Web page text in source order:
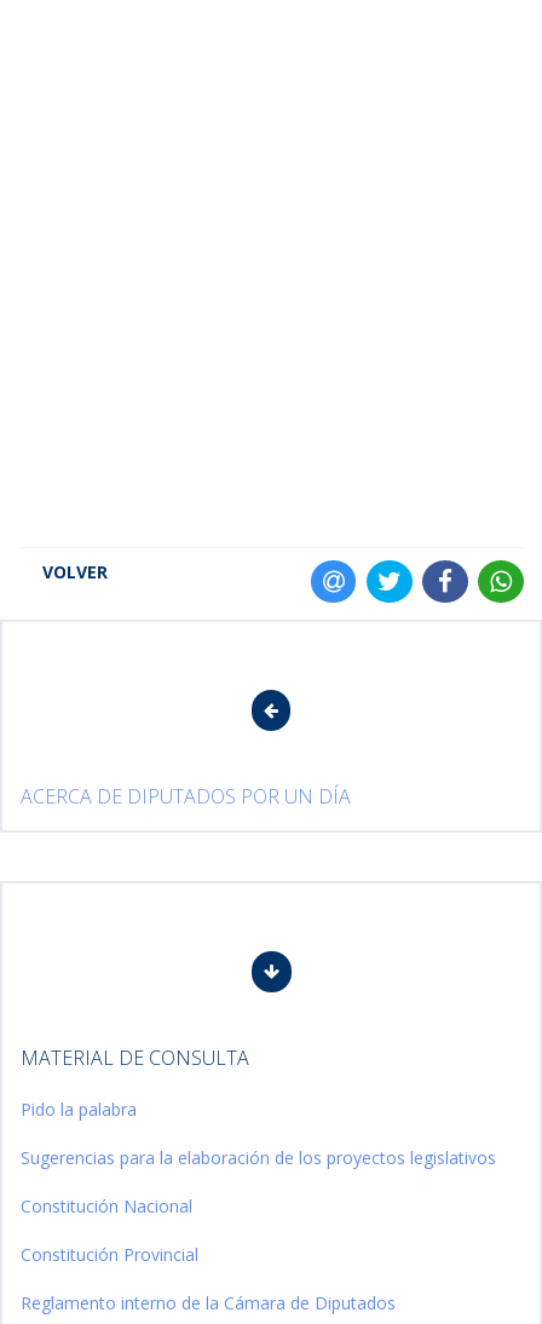
VOLVER
ACERCA DE DIPUTADOS POR UN DÍA
MATERIAL DE CONSULTA
Pido la palabra
Sugerencias para la elaboración de los proyectos legislativos
Constitución Nacional
Constitución Provincial
Reglamento interno de la Cámara de Diputados